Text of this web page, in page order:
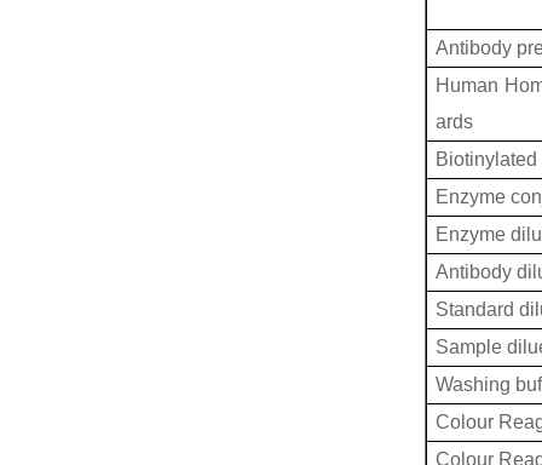
Antibody
Human
ards
Enzyme
Enzyme
Antibody
Standard
Sample
Washing
Colour
Colour